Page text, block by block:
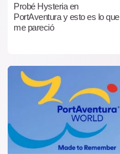
Probé Hysteria en
PortAventura y esto es lo que
me pareció